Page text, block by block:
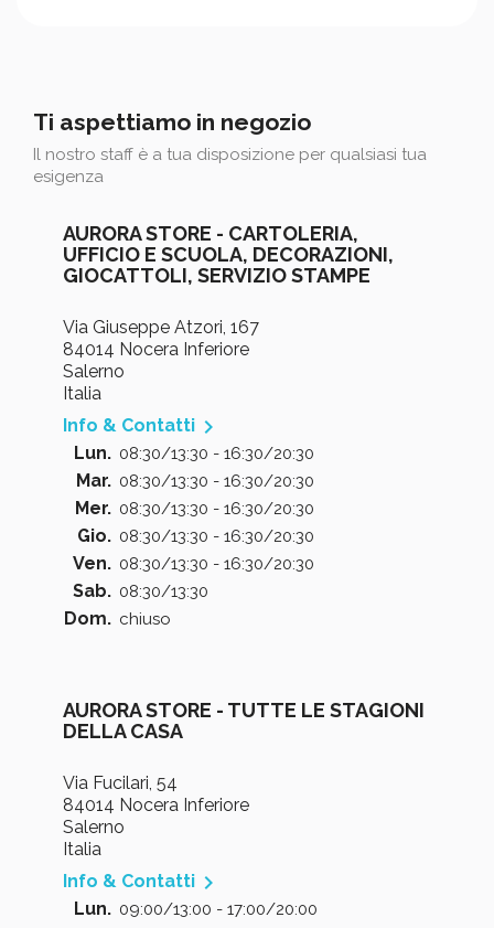
Ti aspettiamo in negozio
Il nostro staff è a tua disposizione per qualsiasi tua
esigenza
AURORA STORE - CARTOLERIA,
UFFICIO E SCUOLA, DECORAZIONI,
GIOCATTOLI, SERVIZIO STAMPE
Via Giuseppe Atzori, 167
84014 Nocera Inferiore
Salerno
Italia
Info & Contatti 
Lun. 08:30/13:30 - 16:30/20:30
Mar. 08:30/13:30 - 16:30/20:30
Mer. 08:30/13:30 - 16:30/20:30
Gio. 08:30/13:30 - 16:30/20:30
Ven. 08:30/13:30 - 16:30/20:30
Sab. 08:30/13:30
Dom. chiuso
AURORA STORE - TUTTE LE STAGIONI
DELLA CASA
Via Fucilari, 54
84014 Nocera Inferiore
Salerno
Italia
Info & Contatti 
Lun. 09:00/13:00 - 17:00/20:00